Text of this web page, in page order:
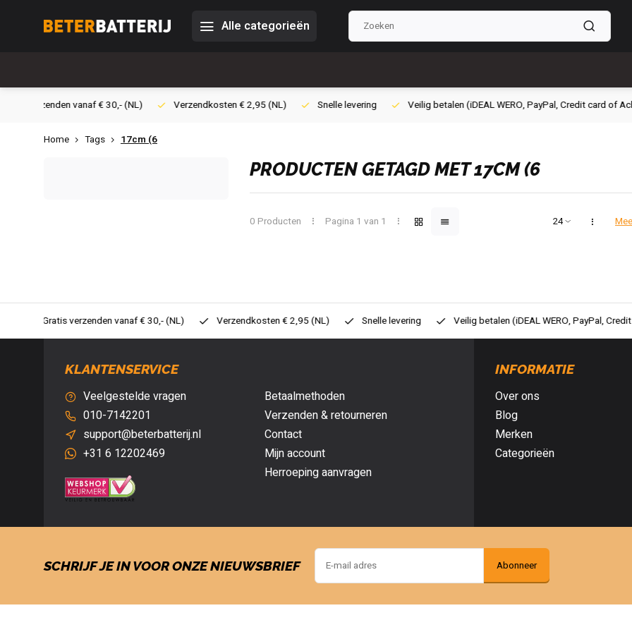
Alle categorieën
Verzendkosten € 2,95 (NL) Snelle levering Veilig betalen (iDEAL WERO, PayPal, Credit card of Achteraf betalen)
Home Tags 17cm (6
PRODUCTEN GETAGD MET 17CM (6
0 Producten Pagina 1 van 1
Verzendkosten € 2,95 (NL) Snelle levering Veilig betalen (iDEAL WERO, PayPal, Credit card of Achteraf betalen)
KLANTENSERVICE
Veelgestelde vragen
010-7142201
support@beterbatterij.nl
+31 6 12202469
Betaalmethoden
Verzenden & retourneren
Contact
Mijn account
Herroeping aanvragen
INFORMATIE
Over ons
Blog
Merken
Categorieën
SCHRIJF JE IN VOOR ONZE NIEUWSBRIEF Abonneer